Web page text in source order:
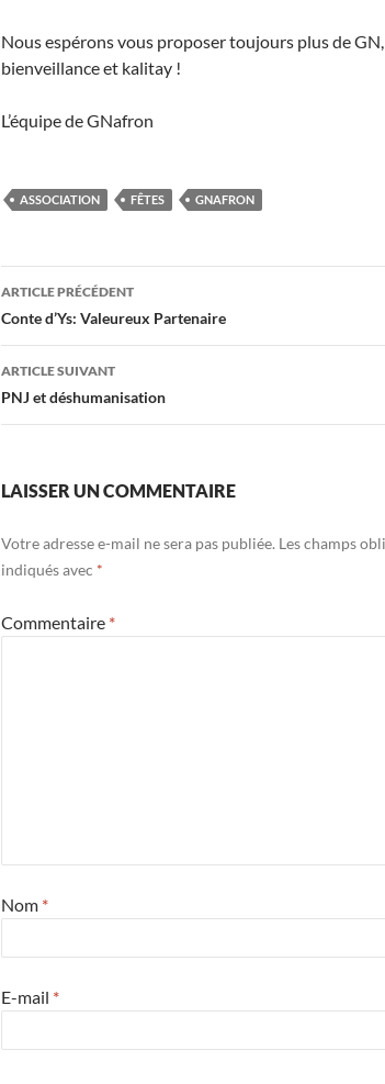
Nous espérons vous proposer toujours plus de
bienveillance et kalitay !
L’équipe de GNafron
ASSOCIATION FÊTES GNAFRON
Navigation
des
articles
ARTICLE PRÉCÉDENT
Conte d’Ys: Valeureux Partenaire
ARTICLE SUIVANT
PNJ et déshumanisation
LAISSER UN COMMENTAIRE
Votre adresse e-mail ne sera pas publiée. Les champs
indiqués avec *
Commentaire *
Nom *
E-mail *